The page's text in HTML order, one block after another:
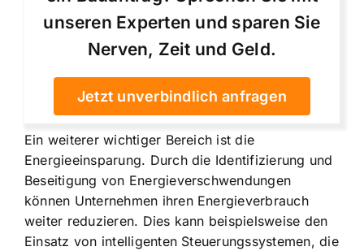
unseren Experten und sparen Sie
Nerven, Zeit und Geld.
Jetzt unverbindlich anfragen
Ein weiterer wichtiger Bereich ist die
Energieeinsparung. Durch die Identifizierung und
Beseitigung von Energieverschwendungen
können Unternehmen ihren Energieverbrauch
weiter reduzieren. Dies kann beispielsweise den
Einsatz von intelligenten Steuerungssystemen, die